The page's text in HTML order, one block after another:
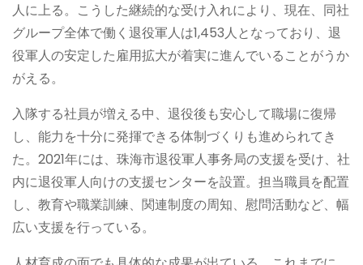
人に上る。こうした継続的な受け入れにより、現在、同社
グループ全体で働く退役軍人は1,453人となっており、退
役軍人の安定した雇用拡大が着実に進んでいることがうか
がえる。
入隊する社員が増える中、退役後も安心して職場に復帰
し、能力を十分に発揮できる体制づくりも進められてき
た。2021年には、珠海市退役軍人事务局の支援を受け、社
内に退役軍人向けの支援センターを設置。担当職員を配置
し、教育や職業訓練、関連制度の周知、慰問活動など、幅
広い支援を行っている。